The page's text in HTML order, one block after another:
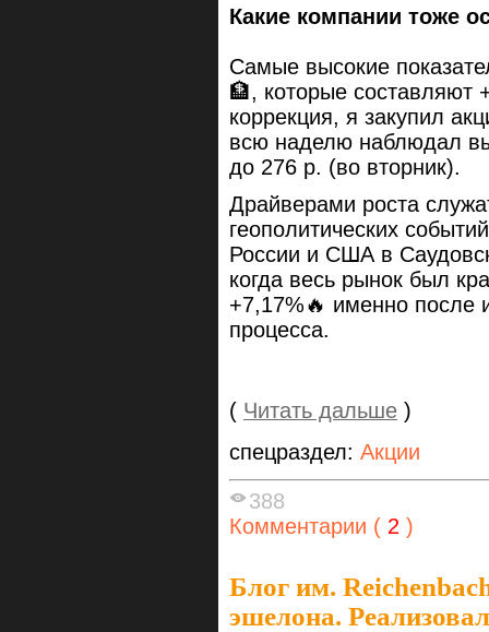
Какие компании тоже
Самые высокие
🏦, которые составляют
коррекция, я закупил
всю наделю наблюдал
до 276 р. (во вторник).
Драйверами роста
геополитических
России и США в
когда весь рынок был
+7,17%🔥 именно после
процесса.
( Читать дальше )
спецраздел: Акции
388
Комментарии ( 2 )
Блог им.
эшелона.